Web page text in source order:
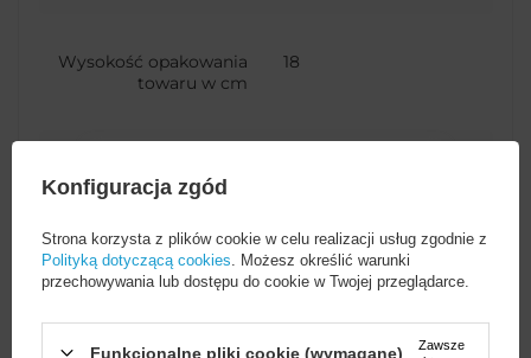
Wysokość opakowania
towaru w cm
18
towaru w cm
Głębokość opakowania
towaru w cm
2
Kod producenta S-M411_2
Konfiguracja zgód
Strona korzysta z plików cookie w celu realizacji usług zgodnie z
Polityką dotyczącą cookies . Możesz określić warunki
przechowywania lub dostępu do cookie w Twojej przeglądarce.
Funkcjonalne pliki cookie (wymagane)
Zawsze